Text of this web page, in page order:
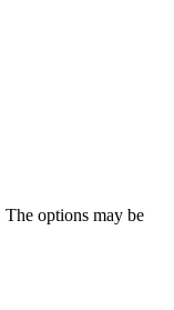
options may be